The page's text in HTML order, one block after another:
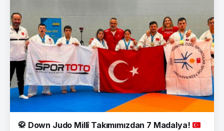
🥋 Down Judo Millî Takımımızdan 7 Madalya!